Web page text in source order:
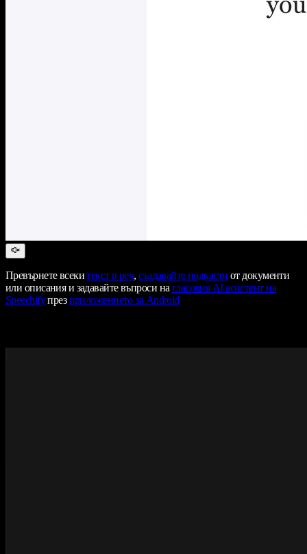
Превърнете всекитекст в реч,създавайте подкасти от документи
или описания и задавайте въпроси нагласовия AI асистент на
Speechifyпрезприложението за Android